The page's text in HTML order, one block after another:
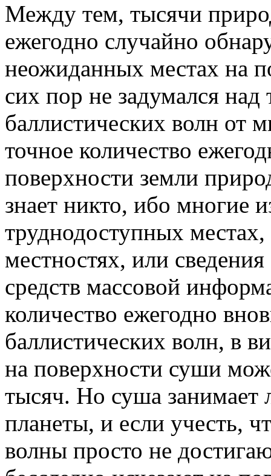
Между тем, тысячи
ежегодно случайно
неожиданных местах на
сих пор не задумался над
баллистических волн от
точное количество
поверхности земли
знает никто, ибо многие
труднодоступных
местностях, или
средств массовой
количество ежегодно
баллистических волн, в
на поверхности суши
тысяч. Но суша
планеты, и если учесть,
волны просто не